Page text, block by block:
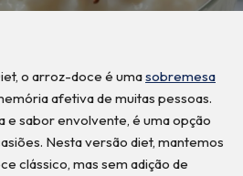
o arroz-doce é umasobremesa
afetiva de muitas pessoas.
e sabor envolvente, é uma opção
Nesta versão diet, mantemos
clássico, mas sem adição de